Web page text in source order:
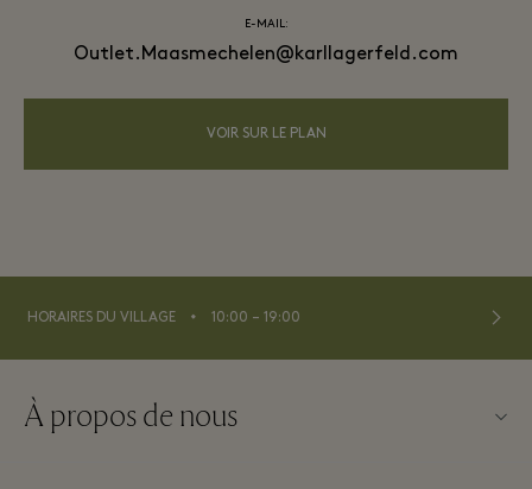
E-MAIL:
Outlet.Maasmechelen@karllagerfeld.com
VOIR SUR LE PLAN
HORAIRES DU VILLAGE ⬩ 10:00 – 19:00
À propos de nous